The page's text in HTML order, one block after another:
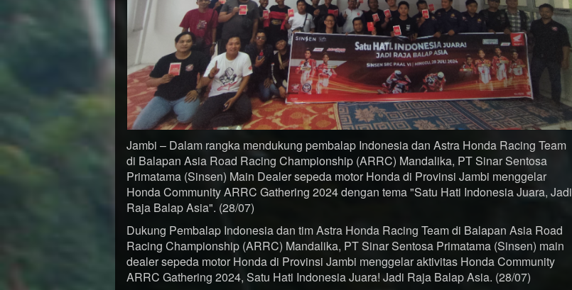
Jambi – Dalam rangka mendukung pembalap Indonesia dan Astra Honda Racing Team
di Balapan Asia Road Racing Championship (ARRC) Mandalika, PT Sinar Sentosa
Primatama (Sinsen) Main Dealer sepeda motor Honda di Provinsi Jambi menggelar
Honda Community ARRC Gathering 2024 dengan tema "Satu Hati Indonesia Juara, Jadi
Raja Balap Asia". (28/07)
Dukung Pembalap Indonesia dan tim Astra Honda Racing Team di Balapan Asia Road
Racing Championship (ARRC) Mandalika, PT Sinar Sentosa Primatama (Sinsen) main
dealer sepeda motor Honda di Provinsi Jambi menggelar aktivitas Honda Community
ARRC Gathering 2024, Satu Hati Indonesia Juara! Jadi Raja Balap Asia. (28/07)